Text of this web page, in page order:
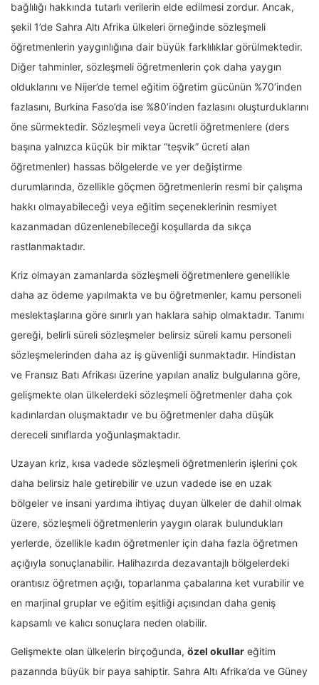
bağlılığı hakkında tutarlı verilerin elde edilmesi zordur. Ancak,
şekil 1’de Sahra Altı Afrika ülkeleri örneğinde sözleşmeli
öğretmenlerin yaygınlığına dair büyük farklılıklar görülmektedir.
Diğer tahminler, sözleşmeli öğretmenlerin çok daha yaygın
olduklarını ve Nijer’de temel eğitim öğretim gücünün %70’inden
fazlasını, Burkina Faso’da ise %80’inden fazlasını oluşturduklarını
öne sürmektedir. Sözleşmeli veya ücretli öğretmenlere (ders
başına yalnızca küçük bir miktar “teşvik” ücreti alan
öğretmenler) hassas bölgelerde ve yer değiştirme
durumlarında, özellikle göçmen öğretmenlerin resmi bir çalışma
hakkı olmayabileceği veya eğitim seçeneklerinin resmiyet
kazanmadan düzenlenebileceği koşullarda da sıkça
rastlanmaktadır.
Kriz olmayan zamanlarda sözleşmeli öğretmenlere genellikle
daha az ödeme yapılmakta ve bu öğretmenler, kamu personeli
meslektaşlarına göre sınırlı yan haklara sahip olmaktadır. Tanımı
gereği, belirli süreli sözleşmeler belirsiz süreli kamu personeli
sözleşmelerinden daha az iş güvenliği sunmaktadır. Hindistan
ve Fransız Batı Afrikası üzerine yapılan analiz bulgularına göre,
gelişmekte olan ülkelerdeki sözleşmeli öğretmenler daha çok
kadınlardan oluşmaktadır ve bu öğretmenler daha düşük
dereceli sınıflarda yoğunlaşmaktadır.
Uzayan kriz, kısa vadede sözleşmeli öğretmenlerin işlerini çok
daha belirsiz hale getirebilir ve uzun vadede ise en uzak
bölgeler ve insani yardıma ihtiyaç duyan ülkeler de dahil olmak
üzere, sözleşmeli öğretmenlerin yaygın olarak bulundukları
yerlerde, özellikle kadın öğretmenler için daha fazla öğretmen
açığıyla sonuçlanabilir. Halihazırda dezavantajlı bölgelerdeki
orantısız öğretmen açığı, toparlanma çabalarına ket vurabilir ve
en marjinal gruplar ve eğitim eşitliği açısından daha geniş
kapsamlı ve kalıcı sonuçlara neden olabilir.
Gelişmekte olan ülkelerin birçoğunda, özel okullar eğitim
pazarında büyük bir paya sahiptir. Sahra Altı Afrika’da ve Güney